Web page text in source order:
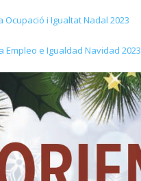
Ocupació i Igualtat Nadal 2023
Empleo e Igualdad Navidad 2023